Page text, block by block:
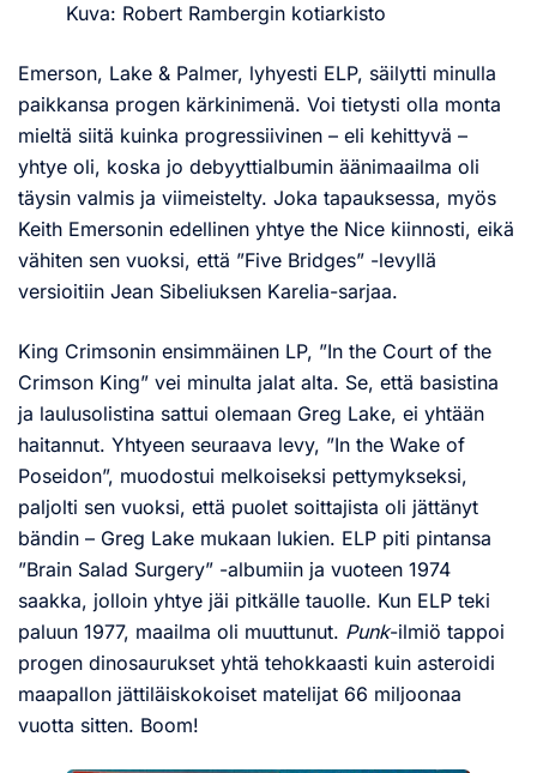
Kuva: Robert Rambergin kotiarkisto
Emerson, Lake & Palmer, lyhyesti ELP, säilytti minulla
paikkansa progen kärkinimenä. Voi tietysti olla monta
mieltä siitä kuinka progressiivinen – eli kehittyvä –
yhtye oli, koska jo debyyttialbumin äänimaailma oli
täysin valmis ja viimeistelty. Joka tapauksessa, myös
Keith Emersonin edellinen yhtye the Nice kiinnosti, eikä
vähiten sen vuoksi, että ”Five Bridges” -levyllä
versioitiin Jean Sibeliuksen Karelia-sarjaa.
King Crimsonin ensimmäinen LP, ”In the Court of the
Crimson King” vei minulta jalat alta. Se, että basistina
ja laulusolistina sattui olemaan Greg Lake, ei yhtään
haitannut. Yhtyeen seuraava levy, ”In the Wake of
Poseidon”, muodostui melkoiseksi pettymykseksi,
paljolti sen vuoksi, että puolet soittajista oli jättänyt
bändin – Greg Lake mukaan lukien. ELP piti pintansa
”Brain Salad Surgery” -albumiin ja vuoteen 1974
saakka, jolloin yhtye jäi pitkälle tauolle. Kun ELP teki
paluun 1977, maailma oli muuttunut. Punk-ilmiö tappoi
progen dinosaurukset yhtä tehokkaasti kuin asteroidi
maapallon jättiläiskokoiset matelijat 66 miljoonaa
vuotta sitten. Boom!